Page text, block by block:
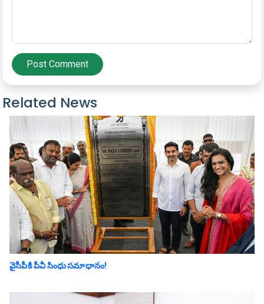
Post Comment
Related News
వైసీపీకి పీవీ సింధు సమాధానం!